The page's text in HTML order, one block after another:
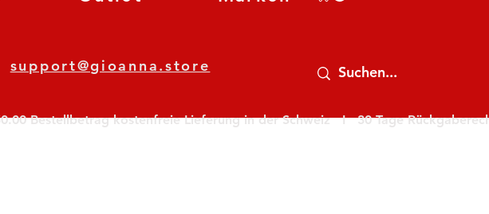
support@gioanna.store
Bestellbetrag kostenfreie Lieferung in der Schweiz   I   30 Tage